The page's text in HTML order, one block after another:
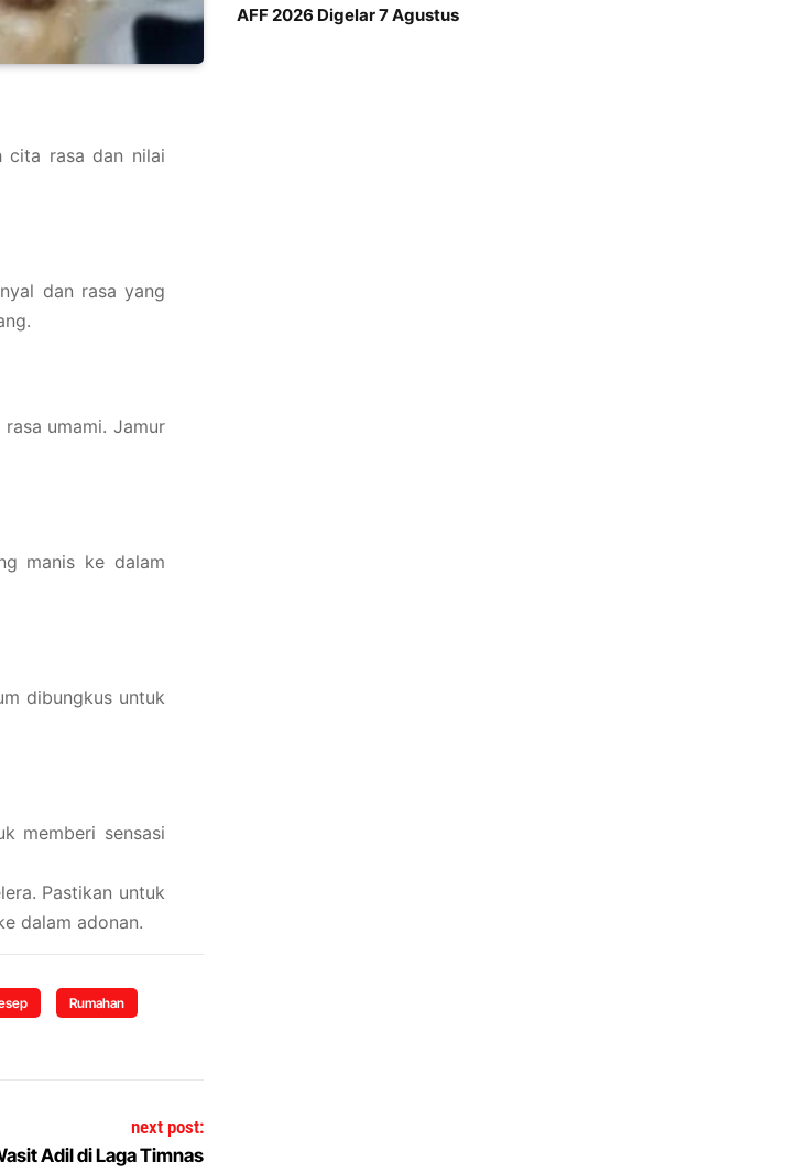
cita rasa dan nilai
dan rasa yang
umami. Jamur
manis ke dalam
dibungkus untuk
memberi sensasi
Pastikan untuk
dalam adonan.
Rumahan
next post:
Adil di Laga Timnas
AFF 2026 Digelar 7 Agustus